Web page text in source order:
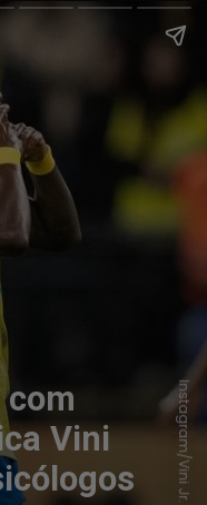
com
Vini
Instagram/Vini Jr.